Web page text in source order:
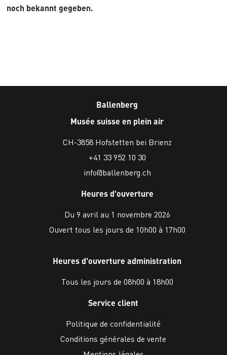
noch bekannt gegeben.
Ballenberg
Musée suisse en plein air
CH-3858 Hofstetten bei Brienz
+41 33 952 10 30
info@ballenberg.ch
Heures d'ouverture
Du 9 avril au 1 novembre 2026
Ouvert tous les jours de 10h00 à 17h00
Heures d'ouverture administration
Tous les jours de 08h00 à 18h00
Service client
Politique de confidentialité
Conditions générales de vente